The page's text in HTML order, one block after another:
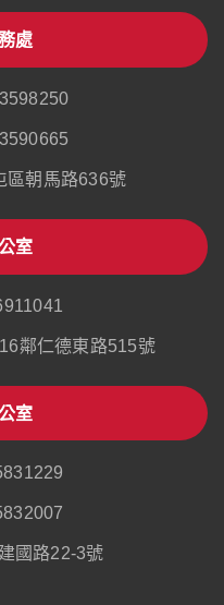
處
區朝馬路636號
室
鄰仁德東路515號
室
國路22-3號